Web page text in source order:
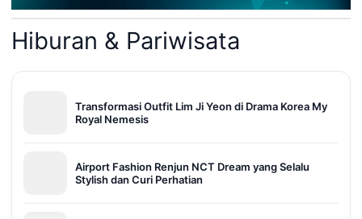
Hiburan & Pariwisata
Transformasi Outfit Lim Ji Yeon di Drama Korea My
Royal Nemesis
Airport Fashion Renjun NCT Dream yang Selalu
Stylish dan Curi Perhatian